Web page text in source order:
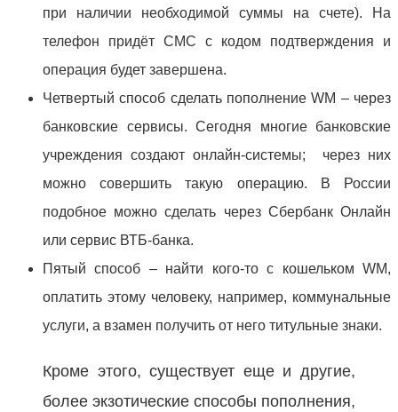
при наличии необходимой суммы на счете). На
телефон придёт СМС с кодом подтверждения и
операция будет завершена.
Четвертый способ сделать пополнение WM – через
банковские сервисы. Сегодня многие банковские
учреждения создают онлайн-системы; через них
можно совершить такую операцию. В России
подобное можно сделать через Сбербанк Онлайн
или сервис ВТБ-банка.
Пятый способ – найти кого-то с кошельком WM,
оплатить этому человеку, например, коммунальные
услуги, а взамен получить от него титульные знаки.
Кроме этого, существует еще и другие,
более экзотические способы пополнения,